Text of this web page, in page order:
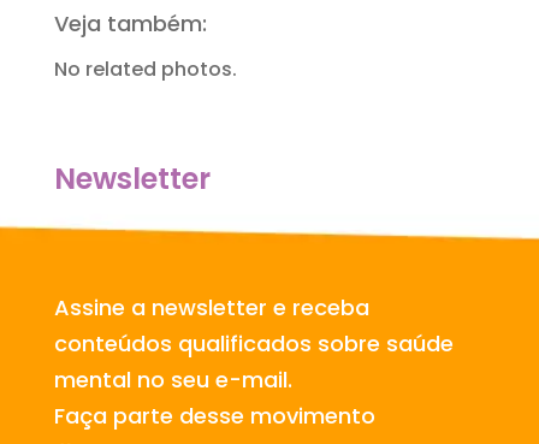
Veja também:
No related photos.
Newsletter
Assine a newsletter e receba
conteúdos qualificados sobre saúde
mental no seu e-mail.
Faça parte desse movimento